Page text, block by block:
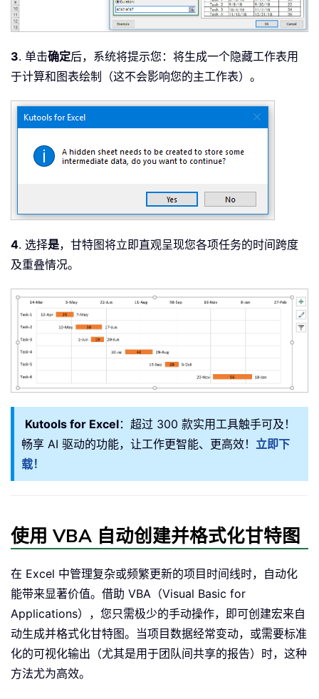
3. 单击确定后，系统将提示您：将生成一个隐藏工作表用
于计算和图表绘制（这不会影响您的主工作表）。
4. 选择是，甘特图将立即直观呈现您各项任务的时间跨度
及重叠情况。
Kutools for Excel：超过 300 款实用工具触手可及！
畅享 AI 驱动的功能，让工作更智能、更高效！ 立即下
载！
使用 VBA 自动创建并格式化甘特图
在 Excel 中管理复杂或频繁更新的项目时间线时，自动化
能带来显著价值。借助 VBA（Visual Basic for
Applications），您只需极少的手动操作，即可创建宏来自
动生成并格式化甘特图。当项目数据经常变动，或需要标准
化的可视化输出（尤其是用于团队间共享的报告）时，这种
方法尤为高效。